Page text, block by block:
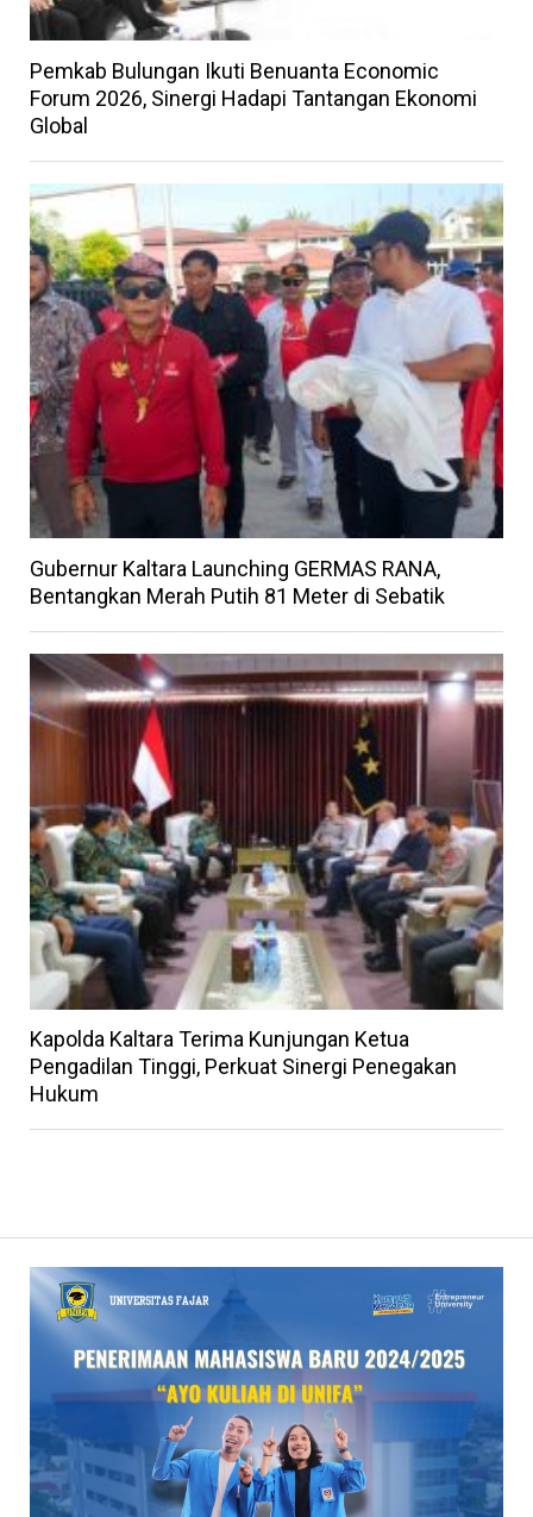
Pemkab Bulungan Ikuti Benuanta Economic
Forum 2026, Sinergi Hadapi Tantangan Ekonomi
Global
Gubernur Kaltara Launching GERMAS RANA,
Bentangkan Merah Putih 81 Meter di Sebatik
Kapolda Kaltara Terima Kunjungan Ketua
Pengadilan Tinggi, Perkuat Sinergi Penegakan
Hukum